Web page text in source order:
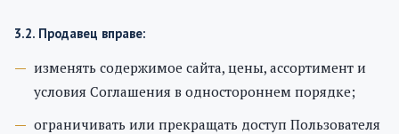
3.2. Продавец вправе:
изменять содержимое сайта, цены, ассортимент и
условия Соглашения в одностороннем порядке;
ограничивать или прекращать доступ Пользователя